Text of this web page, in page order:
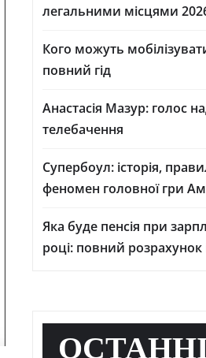
легальними місцями
Кого можуть
повний гід
Анастасія Мазур: голос
телебачення
Супербоул: історія,
феномен головної гри
Яка буде пенсія при
році: повний розрахунок